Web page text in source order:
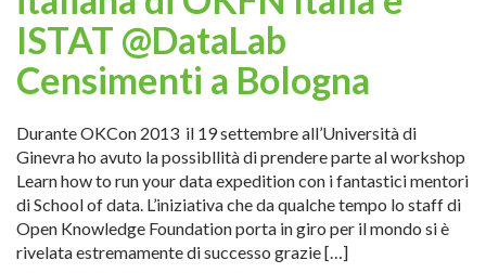
ISTAT @DataLab
Censimenti a Bologna
Durante OKCon 2013 il 19 settembre all’Università di
Ginevra ho avuto la possibllità di prendere parte al workshop
Learn how to run your data expedition con i fantastici mentori
di School of data. L’iniziativa che da qualche tempo lo staff di
Open Knowledge Foundation porta in giro per il mondo si è
rivelata estremamente di successo grazie […]